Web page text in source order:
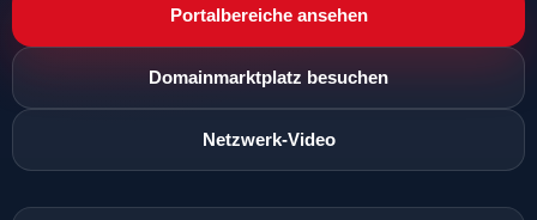
Portalbereiche ansehen
Domainmarktplatz besuchen
Netzwerk-Video